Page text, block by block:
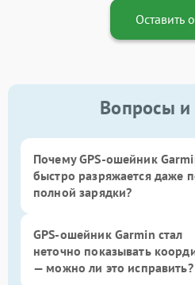
Оставить
Вопросы и
Почему GPS-ошейник
быстро разряжается даже
полной зарядки?
GPS-ошейник Garmin стал
неточно показывать
— можно ли это исправить?